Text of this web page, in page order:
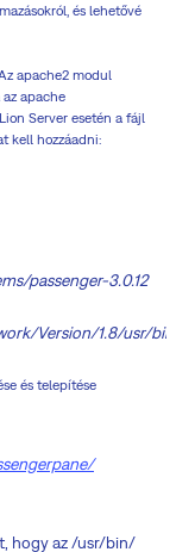
és lehetővé
apache2 modul
apache
Server esetén a fájl
kell hozzáadni:
passenger-3.0.12
Version/1.8/usr/bin/
és telepítése
hogy az /usr/bin/